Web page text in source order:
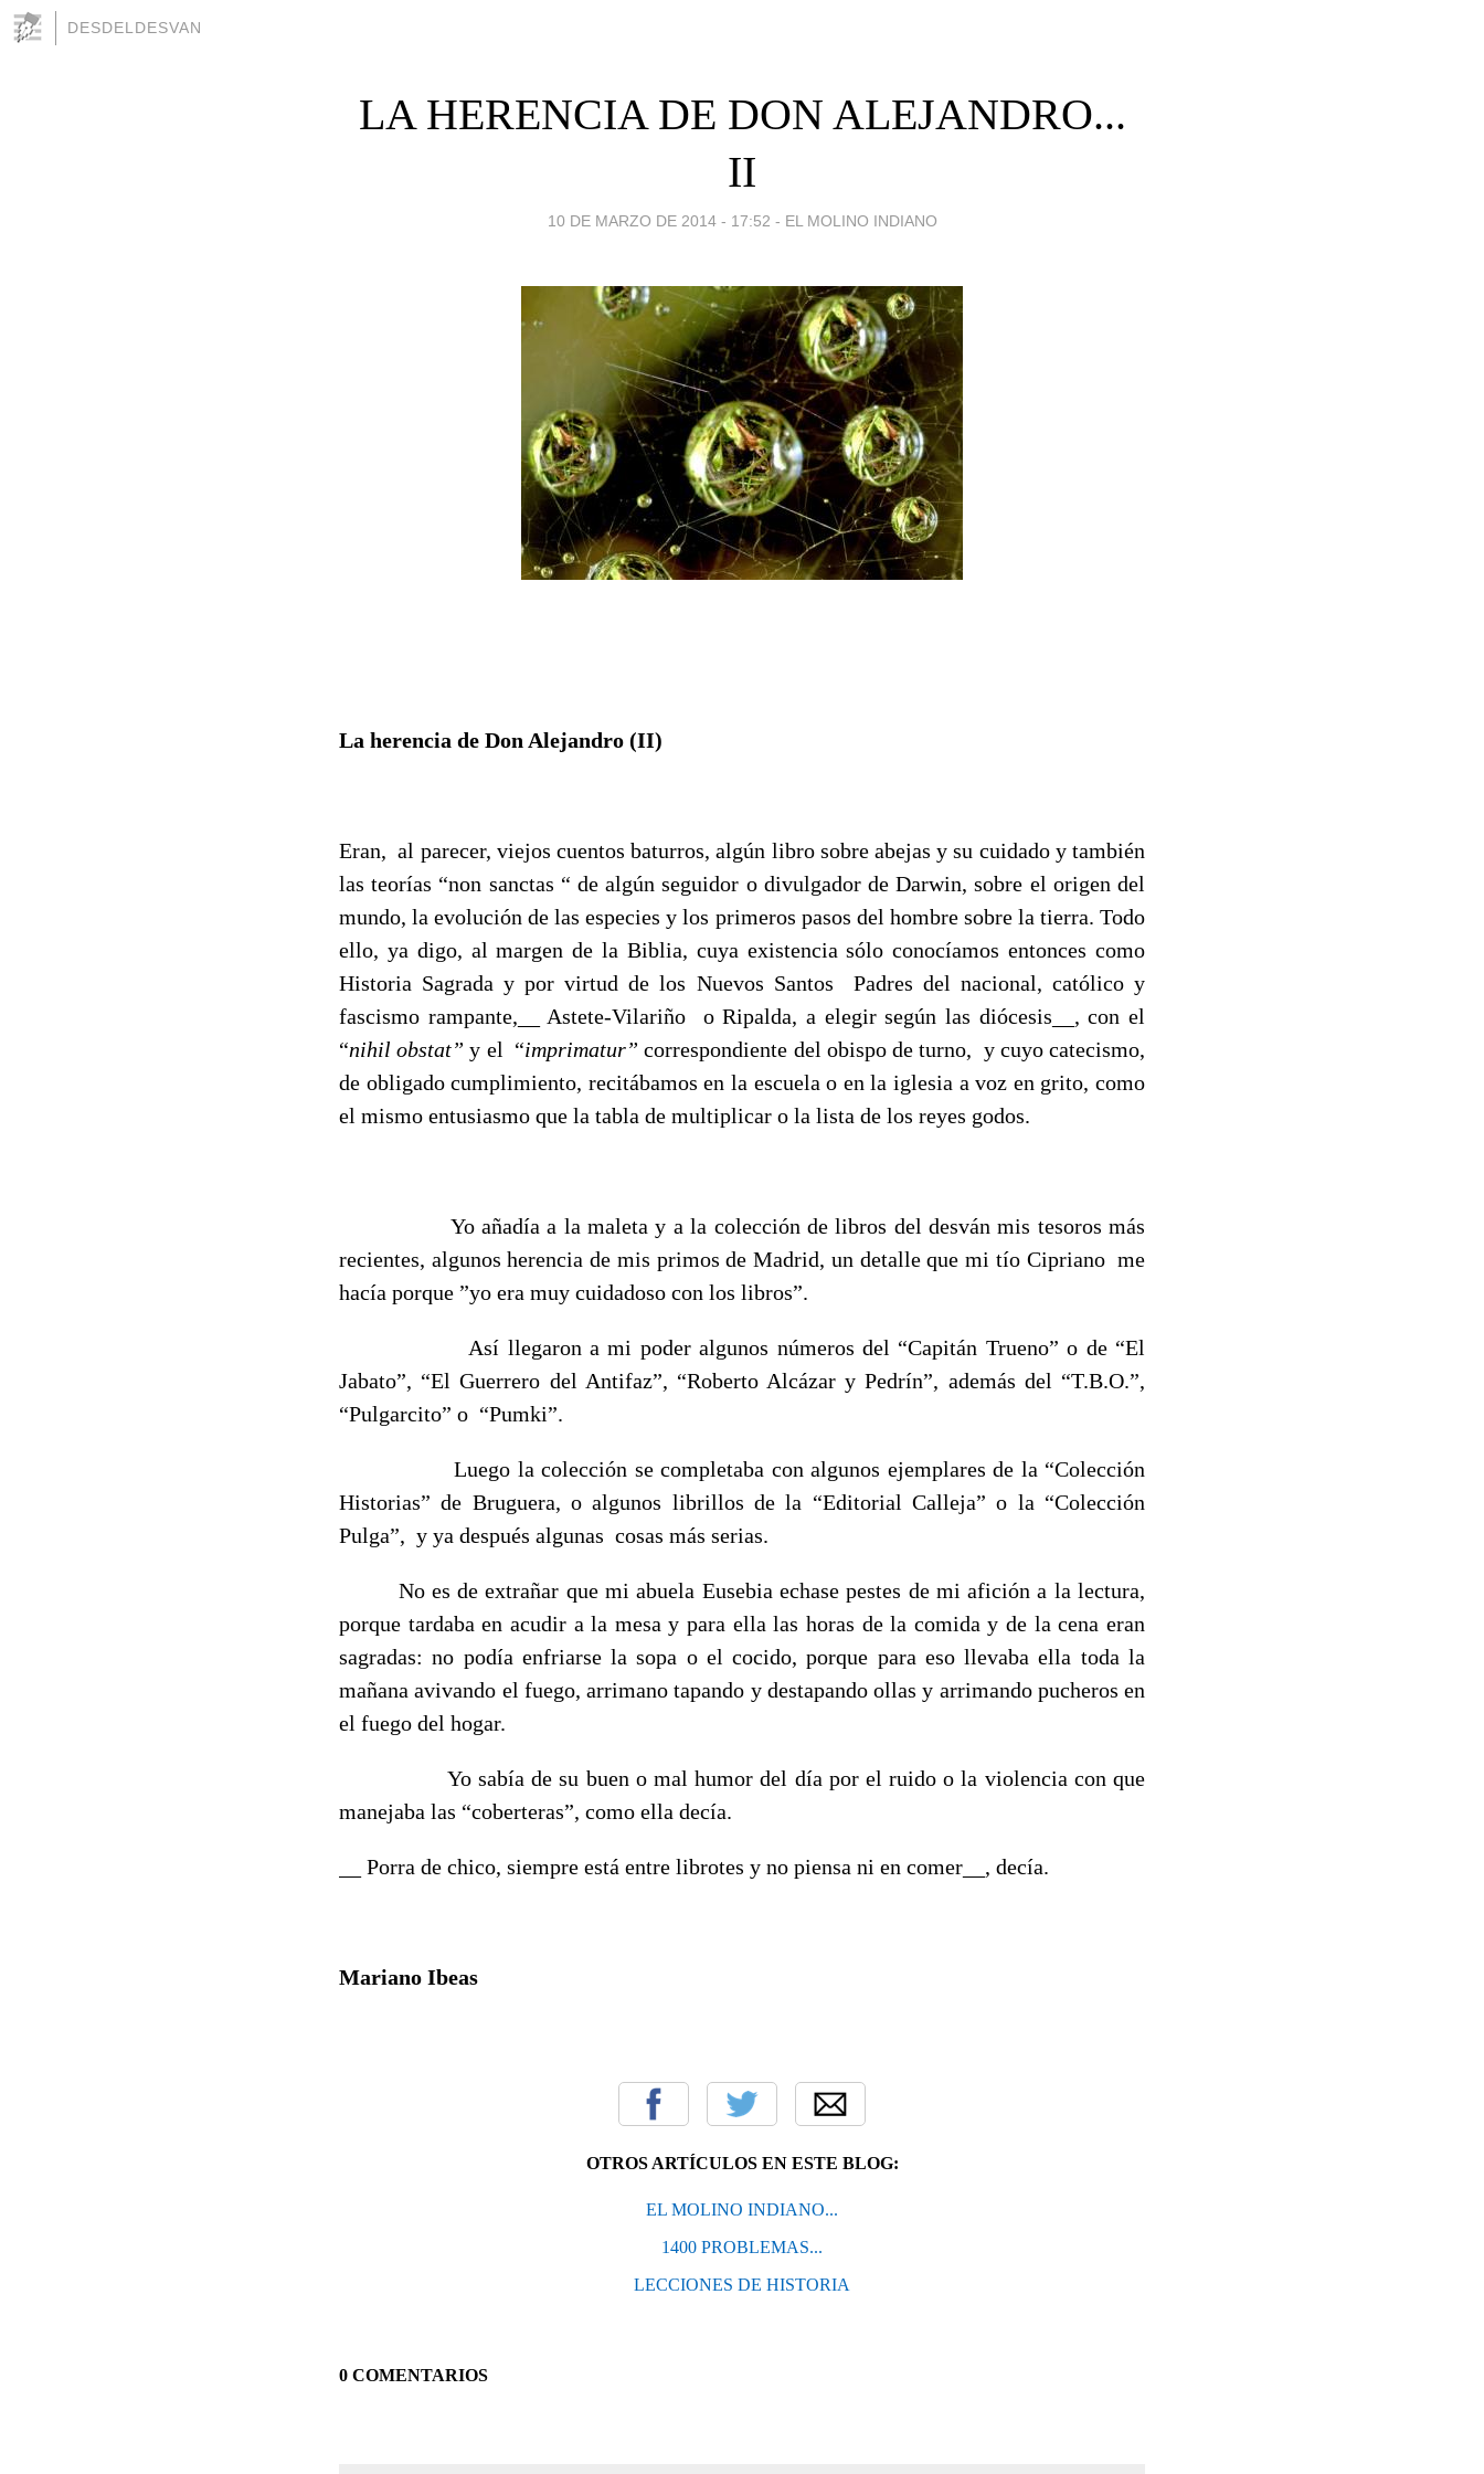
DESDELDESVAN
LA HERENCIA DE DON ALEJANDRO...
II
10 DE MARZO DE 2014 - 17:52 - EL MOLINO INDIANO
La herencia de Don Alejandro (II)
Eran, al parecer, viejos cuentos baturros, algún libro sobre abejas y su cuidado y también
las teorías “non sanctas “ de algún seguidor o divulgador de Darwin, sobre el origen del
mundo, la evolución de las especies y los primeros pasos del hombre sobre la tierra. Todo
ello, ya digo, al margen de la Biblia, cuya existencia sólo conocíamos entonces como
Historia Sagrada y por virtud de los Nuevos Santos
Padres del nacional, católico y
fascismo rampante,__ Astete-Vilariño
o Ripalda, a elegir según las diócesis__, con el
“nihil obstat” y el “imprimatur” correspondiente del obispo de turno, y cuyo catecismo,
de obligado cumplimiento, recitábamos en la escuela o en la iglesia a voz en grito, como
el mismo entusiasmo que la tabla de multiplicar o la lista de los reyes godos.
Yo añadía a la maleta y a la colección de libros del desván mis tesoros más
recientes, algunos herencia de mis primos de Madrid, un detalle que mi tío Cipriano me
hacía porque ”yo era muy cuidadoso con los libros”.
Así llegaron a mi poder algunos números del “Capitán Trueno” o de “El
Jabato”, “El Guerrero del Antifaz”, “Roberto Alcázar y Pedrín”, además del “T.B.O.”,
“Pulgarcito” o “Pumki”.
Luego la colección se completaba con algunos ejemplares de la “Colección
Historias” de Bruguera, o algunos librillos de la “Editorial Calleja” o la “Colección
Pulga”, y ya después algunas cosas más serias.
No es de extrañar que mi abuela Eusebia echase pestes de mi afición a la lectura,
porque tardaba en acudir a la mesa y para ella las horas de la comida y de la cena eran
sagradas: no podía enfriarse la sopa o el cocido, porque para eso llevaba ella toda la
mañana avivando el fuego, arrimano tapando y destapando ollas y arrimando pucheros en
el fuego del hogar.
Yo sabía de su buen o mal humor del día por el ruido o la violencia con que
manejaba las “coberteras”, como ella decía.
__ Porra de chico, siempre está entre librotes y no piensa ni en comer__, decía.
Mariano Ibeas
OTROS ARTÍCULOS EN ESTE BLOG:
EL MOLINO INDIANO...
1400 PROBLEMAS...
LECCIONES DE HISTORIA
0 COMENTARIOS